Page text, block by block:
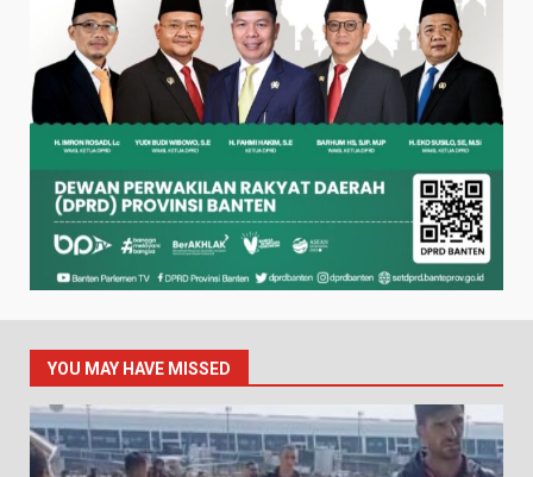
YOU MAY HAVE MISSED